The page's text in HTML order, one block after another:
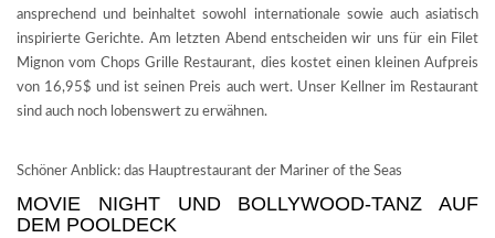
ansprechend und beinhaltet sowohl internationale sowie auch asiatisch
inspirierte Gerichte. Am letzten Abend entscheiden wir uns für ein Filet
Mignon vom Chops Grille Restaurant, dies kostet einen kleinen Aufpreis
von 16,95$ und ist seinen Preis auch wert. Unser Kellner im Restaurant
sind auch noch lobenswert zu erwähnen.
Schöner Anblick: das Hauptrestaurant der Mariner of the Seas
MOVIE NIGHT UND BOLLYWOOD-TANZ AUF
DEM POOLDECK